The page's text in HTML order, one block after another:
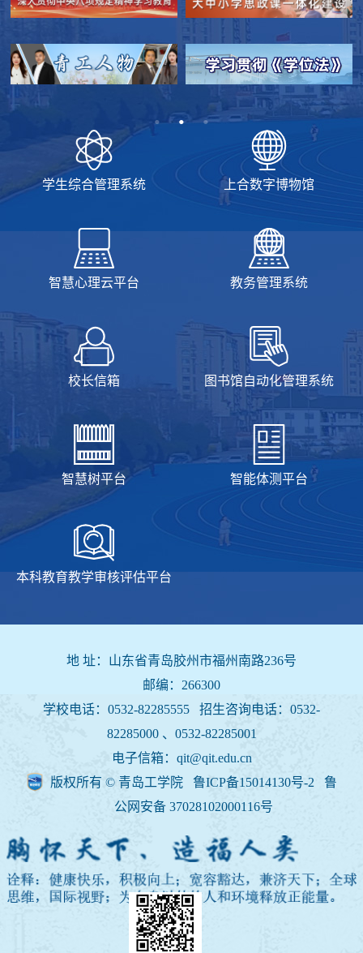
学生综合管理系统 上合数字博物馆
智慧心理云平台 教务管理系统
校长信箱 图书馆自动化管理系统
智慧树平台 智能体测平台
本科教育教学审核评估平台
地 址：山东省青岛胶州市福州南路236号
邮编：266300
学校电话：0532-82285555 招生咨询电话： 0532-
82285000 、0532-82285001
电子信箱：qit@qit.edu.cn
版权所有 © 青岛工学院 鲁ICP备15014130号-2
鲁
公网安备 37028102000116号